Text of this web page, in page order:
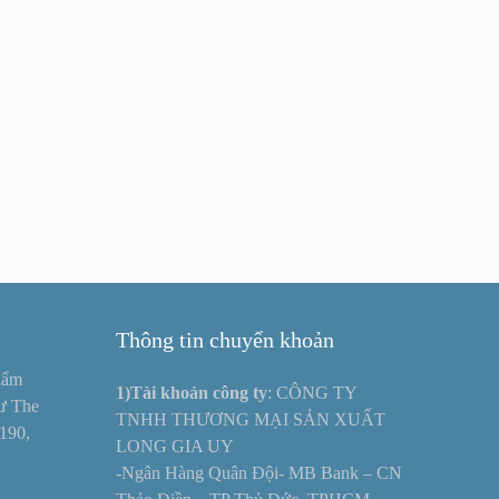
The
Thông tin chuyển khoản
1)Tài khoản công ty: CÔNG TY
TNHH THƯƠNG MẠI SẢN XUẤT
LONG GIA UY
-Ngân Hàng Quân Đội- MB Bank – CN